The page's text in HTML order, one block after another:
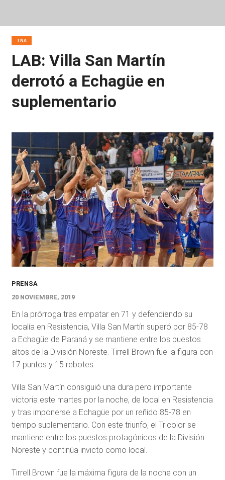
TNA
LAB: Villa San Martín
derrotó a Echagüe en
suplementario
PRENSA
20 NOVIEMBRE, 2019
En la prórroga tras empatar en 71 y defendiendo su
localía en Resistencia, Villa San Martín superó por 85-78
a Echagüe de Paraná y se mantiene entre los puestos
altos de la División Noreste. Tirrell Brown fue la figura con
17 puntos y 15 rebotes.
Villa San Martín consiguió una dura pero importante
victoria este martes por la noche, de local en Resistencia
y tras imponerse a Echagüe por un reñido 85-78 en
tiempo suplementario. Con este triunfo, el Tricolor se
mantiene entre los puestos protagónicos de la División
Noreste y continúa invicto como local.
Tirrell Brown fue la máxima figura de la noche con un